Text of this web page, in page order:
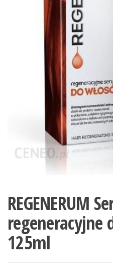
REGENERUM
regeneracyjne
125ml